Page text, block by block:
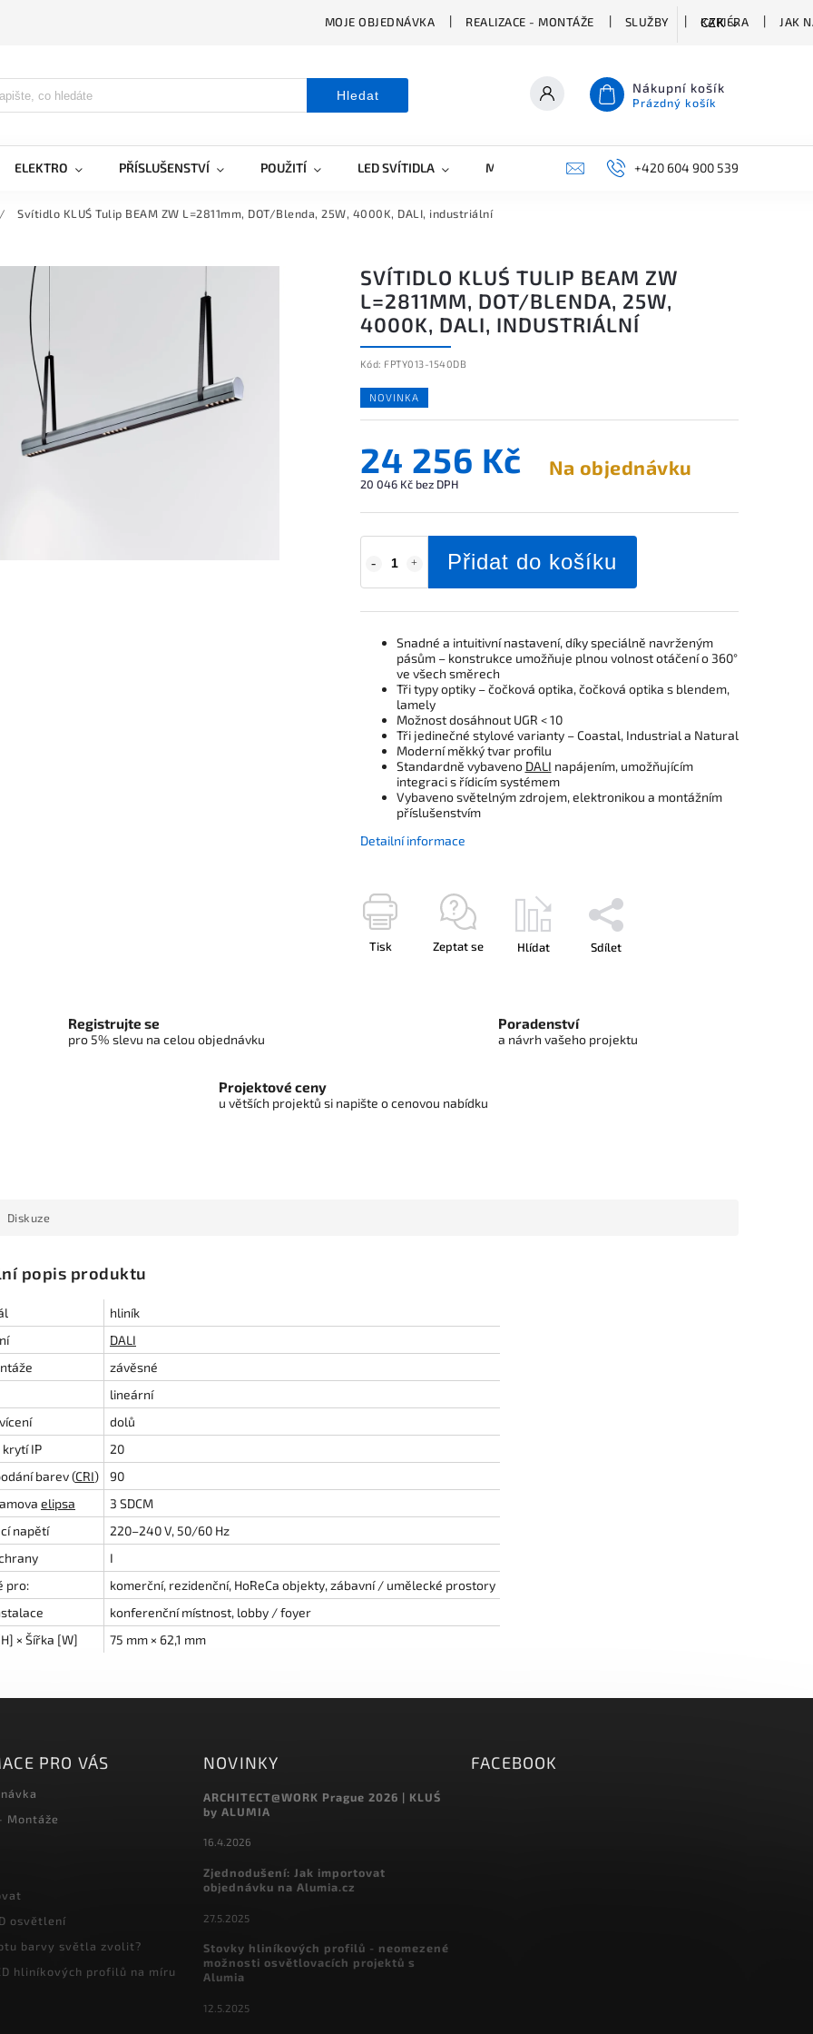
MOJE OBJEDNÁVKA REALIZACE - MONTÁŽE SLUŽBY KARIÉRA JAK
CZK
Hledat Nákupní košík
Prázdný košík
ELEKTRO PŘÍSLUŠENSTVÍ POUŽITÍ LED SVÍTIDLA MARKETING KONTAKTY+420 604 900 539
/ Svítidlo KLUŚ Tulip BEAM ZW L=2811mm, DOT/Blenda, 25W, 4000K, DALI, industriální
SVÍTIDLO KLUŚ TULIP BEAM ZW
L=2811MM, DOT/BLENDA, 25W,
4000K, DALI, INDUSTRIÁLNÍ
Kód: FPTY013-1540DB
NOVINKA
24 256 Kč
20 046 Kč bez DPH
Na objednávku
Přidat do košíku
Snadné a intuitivní nastavení, díky speciálně navrženým
pásům – konstrukce umožňuje plnou volnost otáčení o 360°
ve všech směrech
Tři typy optiky – čočková optika, čočková optika s blendem,
lamely
Možnost dosáhnout UGR < 10
Tři jedinečné stylové varianty – Coastal, Industrial a Natural
Moderní měkký tvar profilu
Standardně vybaveno DALI napájením, umožňujícím
integraci s řídicím systémem
Vybaveno světelným zdrojem, elektronikou a montážním
příslušenstvím
Detailní informace
Tisk Zeptat se Hlídat Sdílet
Registrujte se
pro 5% slevu na celou objednávku
Poradenství
a návrh vašeho projektu
Projektové ceny
u větších projektů si napište o cenovou nabídku
Diskuze
popis produktu
hliník
DALI
závěsné
lineární
dolů
IP
20
barev (CRI)
90
elipsa
3 SDCM
napětí
220–240 V, 50/60 Hz
I
pro:
komerční, rezidenční, HoReCa objekty, zábavní / umělecké prostory
konferenční místnost, lobby / foyer
× Šířka [W]
75 mm × 62,1 mm
PRO VÁS
Montáže
osvětlení
barvy světla zvolit?
hliníkových profilů na míru
NOVINKY
ARCHITECT@WORK Prague 2026 | KLUŚ
by ALUMIA
16.4.2026
Zjednodušení: Jak importovat
objednávku na Alumia.cz
27.5.2025
Stovky hliníkových profilů - neomezené
možnosti osvětlovacích projektů s
Alumia
12.5.2025
FACEBOOK